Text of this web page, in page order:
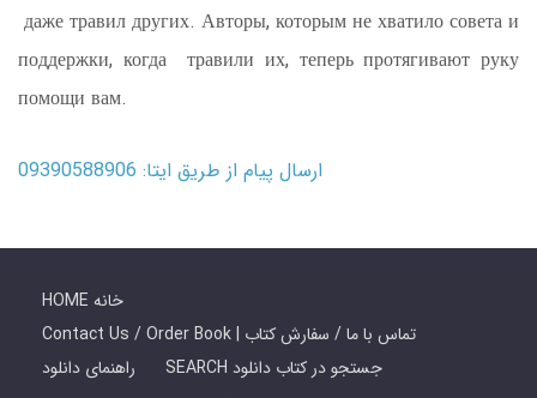
даже травил других. Авторы, которым не хватило совета и
поддержки, когда травили их, теперь протягивают руку
помощи вам.
ارسال پیام از طریق ایتا: 09390588906
HOME خانه
Contact Us / Order Book | تماس با ما / سفارش کتاب
راهنمای دانلود
SEARCH جستجو در کتاب دانلود